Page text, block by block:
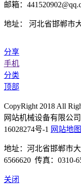
邮箱：
地址： 河北省邯郸市
分享
手机
分类
顶部
CopyRight 2018 All
网站机械设备有限公
16028274号-1 网站地图
地址：河北省邯郸市
6566620 传真：0310-
关闭